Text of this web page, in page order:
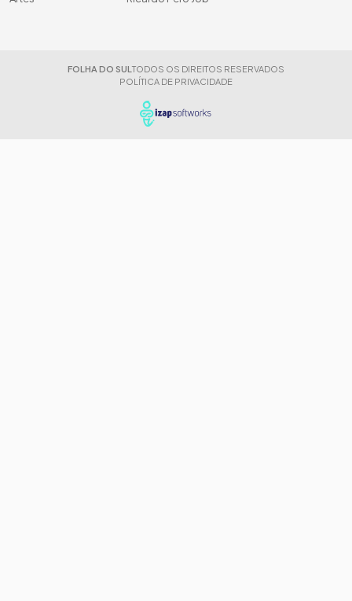
FOLHA DO SUL TODOS OS DIREITOS RESERVADOS
POLÍTICA DE PRIVACIDADE